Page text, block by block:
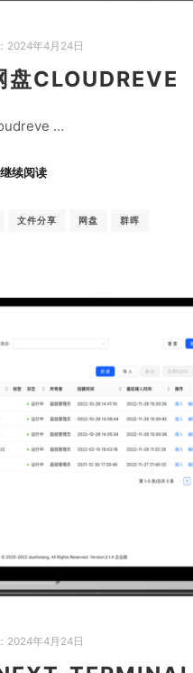
2024年4月24日
盘CLOUDREVE
…
继续阅读
文件分享 网盘 群晖
2024年4月24日